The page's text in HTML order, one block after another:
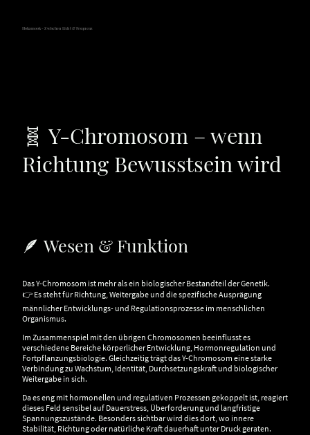
Hokamook - Zwischen Licht & Frequenz
🧬 Y-Chromosom – wenn
Richtung Bewusstsein wird
🪶 Wesen & Funktion
Das Y-Chromosom ist mehr als ein biologischer Bestandteil der Genetik.
👉 Es steht für Richtung, Weitergabe und die spezifische Ausprägung
männlicher Entwicklungs- und Regulationsprozesse im menschlichen
Organismus.
Im Zusammenspiel mit den übrigen Chromosomen beeinflusst es
verschiedene Bereiche körperlicher Entwicklung, Hormonregulation und
Fortpflanzungsbiologie. Gleichzeitig trägt das Y-Chromosom eine starke
Verbindung zu Wachstum, Identität, Durchsetzungskraft und biologischer
Weitergabe in sich.
Da es eng mit hormonellen und regulativen Prozessen gekoppelt ist, reagiert
dieses Feld sensibel auf Dauerstress, Überforderung und langfristige
Spannungszustände. Besonders sichtbar wird dies dort, wo innere
Stabilität, Richtung oder natürliche Kraft dauerhaft unter Druck geraten.